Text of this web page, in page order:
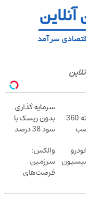
مداربسته 360
سرمایه گذاری
بدون ریسک با
سود 38 درصد
والکس:
سرزمین
فرصت‌های
دیجیتال شما